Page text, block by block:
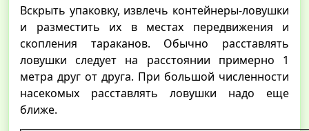
Вскрыть упаковку, извлечь контейнеры-ловушки
и разместить их в местах передвижения и
скопления тараканов. Обычно расставлять
ловушки следует на расстоянии примерно 1
метра друг от друга. При большой численности
насекомых расставлять ловушки надо еще
ближе.